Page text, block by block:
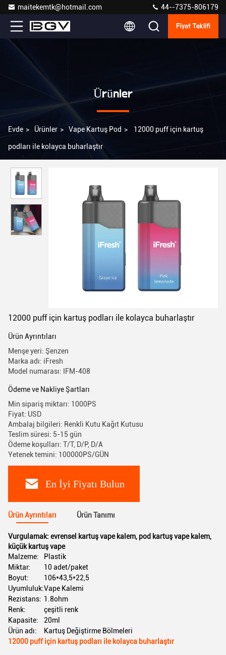
maitekemtk@hotmail.com 44--7375-806179
Fiyat Teklifi
Ürünler
Evde > Ürünler > Vape Kartuş Pod > 12000 puff için kartuş
podları ile kolayca buharlaştır
12000 puff için kartuş podları ile kolayca buharlaştır
Ürün Ayrıntıları
Menşe yeri: Şenzen
Marka adı: iFresh
Model numarası: IFM-408
Ödeme ve Nakliye Şartları
Min sipariş miktarı: 1000PS
Fiyat: USD
Ambalaj bilgileri: Renkli Kutu Kağıt Kutusu
Teslim süresi: 5-15 gün
Ödeme koşulları: T/T, D/P, D/A
Yetenek temini: 100000PS/GÜN
En İyi Fiyatı Bulun
Ürün Ayrıntıları Ürün Tanımı
Vurgulamak: evrensel kartuş vape kalem, pod kartuş vape kalem,
küçük kartuş vape
Malzeme:
Plastik
Miktar:
10 adet/paket
Boyut:
106*43,5*22,5
Uyumluluk:Vape Kalemi
Rezistans: 1.8ohm
Renk:
çeşitli renk
Kapasite:
20ml
Ürün adı:
Kartuş Değiştirme Bölmeleri
12000 puff için kartuş podları ile kolayca buharlaştır